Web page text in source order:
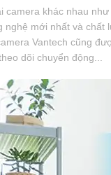
camera khác nhau
nghệ mới nhất và chất
Vantech cũng
dõi chuyển động...